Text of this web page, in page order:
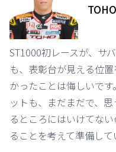
ST1000初レースが、サ
も、表彰台が見える位
かったことは悔しいで
ットも、まだまだで、
るところにはいけてな
ることを考えて準備し